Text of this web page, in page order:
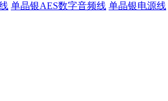
单晶银AES数字音频线 单晶银电源线